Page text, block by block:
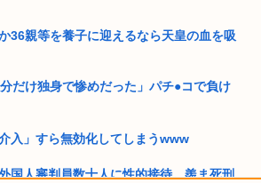
36親等を養子に迎えるなら天皇の血を吸
だけ独身で惨めだった」パチ●コで負け
入」すら無効化してしまうwww
国人審判員数十人に性的接待。羨ま死刑